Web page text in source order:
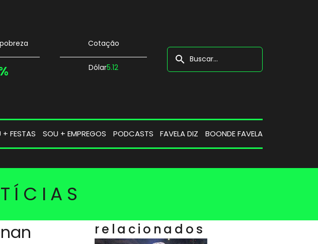
Cotação
Dólar5.12
search
+ FESTAS SOU + EMPREGOS PODCASTS FAVELA DIZ BOONDE FAVELA
relacionados